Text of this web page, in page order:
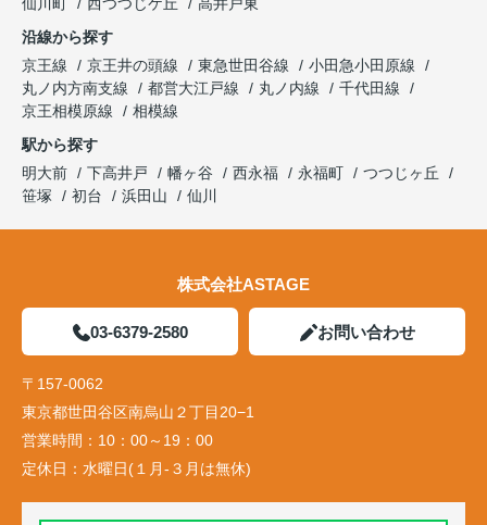
沿線から探す
京王線
京王井の頭線 東急世田谷線
小田急小田原線
丸ノ内方南支線
都営大江戸線 丸ノ内線
千代田線
京王相模原線
相模線
駅から探す
明大前
下高井戸 幡ヶ谷 西永福 永福町
つつじヶ丘
笹塚
初台 浜田山 仙川
株式会社ASTAGE
03-6379-2580 お問い合わせ
〒157-0062
東京都世田谷区南烏山２丁目20−1
営業時間： 10：00～19：00
定休日： 水曜日(１月-３月は無休)